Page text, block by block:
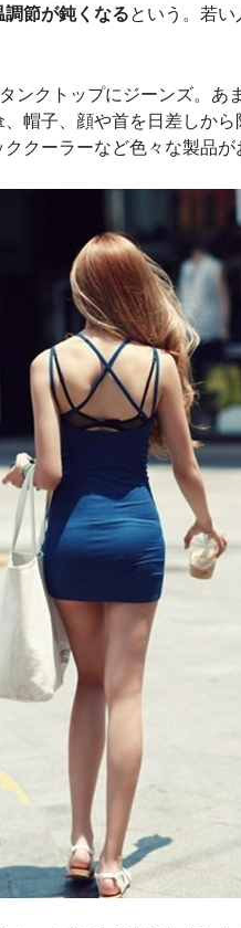
節が鈍くなるという。若い
ンクトップにジーンズ。あ
帽子、顔や首を日差しか
クーラーなど色々な製品が